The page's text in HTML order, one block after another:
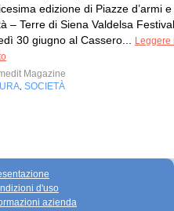
edizione di Piazze d’armi e
– Terre di Siena Valdelsa
30 giugno al Cassero...
Leggere
Magazine
SOCIETÀ
d'uso
azienda